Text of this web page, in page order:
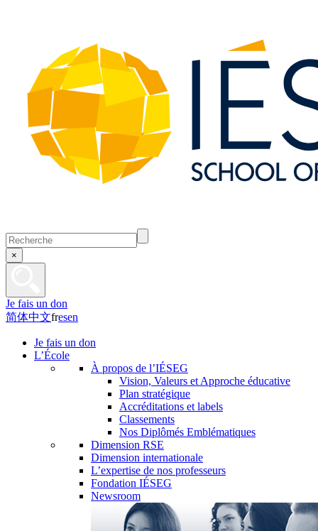
×
Je fais un don
简体中文fresen
Je fais un don
L’École
À propos de l’IÉSEG
Vision, Valeurs et Approche éducative
Plan stratégique
Accréditations et labels
Classements
Nos Diplômés Emblématiques
Dimension RSE
Dimension internationale
L’expertise de nos professeurs
Fondation IÉSEG
Newsroom